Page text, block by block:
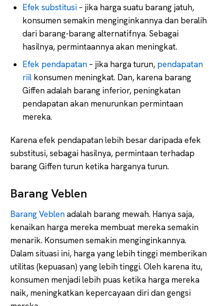
Efek substitusi – jika harga suatu barang jatuh,
konsumen semakin menginginkannya dan beralih
dari barang-barang alternatifnya. Sebagai
hasilnya, permintaannya akan meningkat.
Efek pendapatan – jika harga turun, pendapatan
riil konsumen meningkat. Dan, karena barang
Giffen adalah barang inferior, peningkatan
pendapatan akan menurunkan permintaan
mereka.
Karena efek pendapatan lebih besar daripada efek
substitusi, sebagai hasilnya, permintaan terhadap
barang Giffen turun ketika harganya turun.
Barang Veblen
Barang Veblenadalah barang mewah. Hanya saja,
kenaikan harga mereka membuat mereka semakin
menarik. Konsumen semakin menginginkannya.
Dalam situasi ini, harga yang lebih tinggi memberikan
utilitas (kepuasan) yang lebih tinggi. Oleh karena itu,
konsumen menjadi lebih puas ketika harga mereka
naik, meningkatkan kepercayaan diri dan gengsi